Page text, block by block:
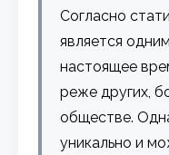
Согласно
является
настоящее
реже других,
обществе.
уникально и